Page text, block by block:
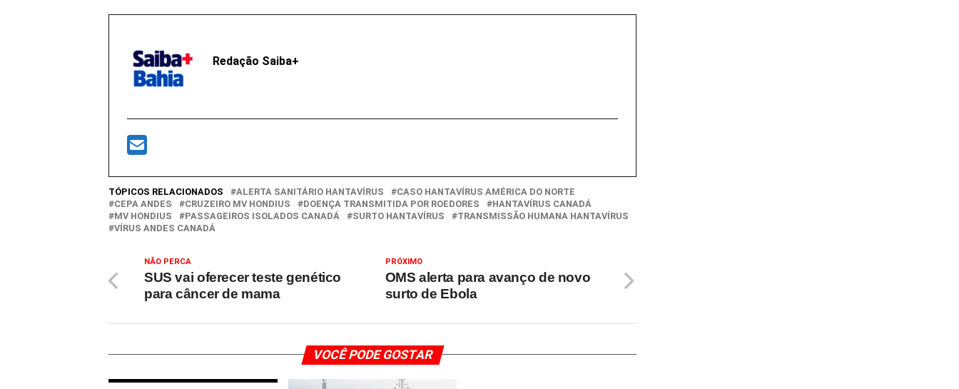
Redação Saiba+
TÓPICOS RELACIONADOS ALERTA SANITÁRIO HANTAVÍRUS
CASO HANTAVÍRUS AMÉRICA DO NORTE
CEPA ANDES
CRUZEIRO MV HONDIUS DOENÇA TRANSMITIDA POR ROEDORES
HANTAVÍRUS CANADÁ
MV HONDIUS
PASSAGEIROS ISOLADOS CANADÁ SURTO HANTAVÍRUS
TRANSMISSÃO HUMANA HANTAVÍRUS
VÍRUS ANDES CANADÁ
PRÓXIMO
OMS alerta para avanço de novo
surto de Ebola
NÃO PERCA
SUS vai oferecer teste genético
para câncer de mama
VOCÊ PODE GOSTAR